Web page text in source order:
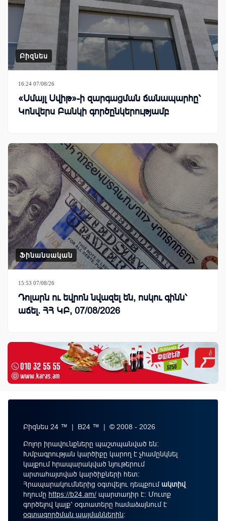
Բիզնես
16:24 07/08/26
«Սմայլ Սվիթ»-ի զարգացման ճանապարհը՝
Կոնվերս Բանկի գործընկերությամբ
Ֆինանսական
15:53 07/08/26
Դոլարն ու եվրոն նվազել են, ոսկու գինն՝
աճել. ՀՀ ԿԲ, 07/08/2026
Բիզնես 24 ™ | B24 ™ | © 2008 - 2026
Բոլոր իրավունքները պաշտպանված են:
Խմբագրության կարծիքը կարող է չհամընկնել
կայքում հրապարակված նյութերում
արտահայտված կարծիքների հետ:
Հրապարակումներից օգտվելու դեպքումակտիվ
հղումը https://b24.am/ պարտադիր է: Մուտք
գործելով կայք՝ օգտատերը համաձայնում է
օգտագործման պայմաններին։